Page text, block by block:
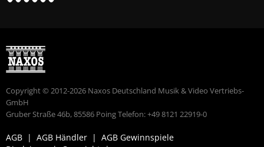
Copyright © 2012-2026 Naxos Deutschland Musik & Video Vertriebs-
GmbH
Gruber Straße 46b, 85586 Poing Telefon: +49 8121 22919-0
AGB | AGB Händler | AGB Gewinnspiele